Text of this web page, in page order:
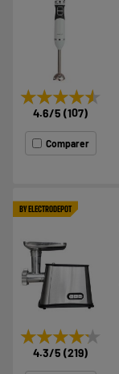
★★★★★
★★★★★
4.6/5 (107)
Comparer
BY ELECTRODEPOT
★★★★★
★★★★★
4.3/5 (219)